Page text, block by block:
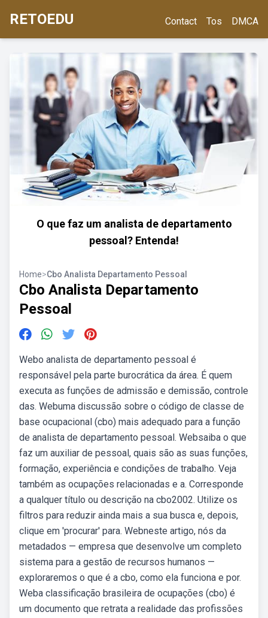
RETOEDU Contact Tos DMCA
O que faz um analista de departamento
pessoal? Entenda!
Home>Cbo Analista Departamento Pessoal
Cbo Analista Departamento
Pessoal
Webo analista de departamento pessoal é
responsável pela parte burocrática da área. É quem
executa as funções de admissão e demissão, controle
das. Webuma discussão sobre o código de classe de
base ocupacional (cbo) mais adequado para a função
de analista de departamento pessoal. Websaiba o que
faz um auxiliar de pessoal, quais são as suas funções,
formação, experiência e condições de trabalho. Veja
também as ocupações relacionadas e a. Corresponde
a qualquer título ou descrição na cbo2002. Utilize os
filtros para reduzir ainda mais a sua busca e, depois,
clique em 'procurar' para. Webneste artigo, nós da
metadados — empresa que desenvolve um completo
sistema para a gestão de recursos humanos —
exploraremos o que é a cbo, como ela funciona e por.
Weba classificação brasileira de ocupações (cbo) é
um documento que retrata a realidade das profissões